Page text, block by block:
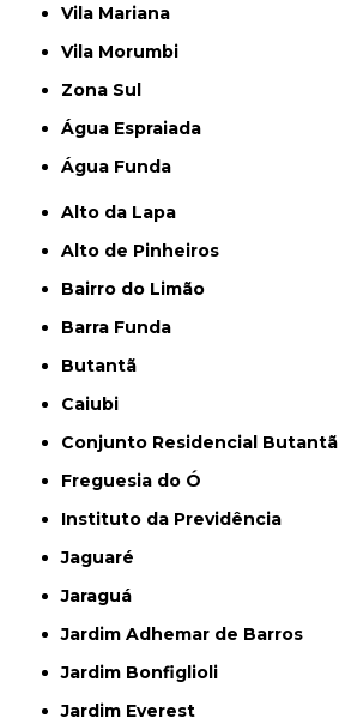
Vila Mariana
Vila Morumbi
Zona Sul
Água Espraiada
Água Funda
Alto da Lapa
Alto de Pinheiros
Bairro do Limão
Barra Funda
Butantã
Caiubi
Conjunto Residencial Butantã
Freguesia do Ó
Instituto da Previdência
Jaguaré
Jaraguá
Jardim Adhemar de Barros
Jardim Bonfiglioli
Jardim Everest